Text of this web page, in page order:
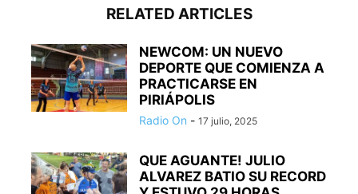
RELATED ARTICLES
NEWCOM: UN NUEVO
DEPORTE QUE COMIENZA A
PRACTICARSE EN
PIRIÁPOLIS
Radio On - 17 julio, 2025
QUE AGUANTE! JULIO
ALVAREZ BATIO SU RECORD